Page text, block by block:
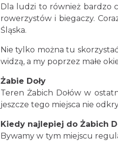
Dla ludzi to również bardzo
rowerzystów i biegaczy.
Śląska.
Nie tylko można tu
widzą, a my poprzez małe
Żabie Doły
Teren Żabich Dołów w
jeszcze tego miejsca nie
Kiedy najlepiej do Żabich
Bywamy w tym miejscu